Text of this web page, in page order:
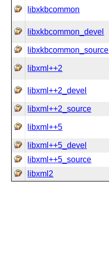
libxkbcommon
libxkbcommon_devel
libxkbcommon_source
libxml++2
libxml++2_devel
libxml++2_source
libxml++5
libxml++5_devel
libxml++5_source
libxml2